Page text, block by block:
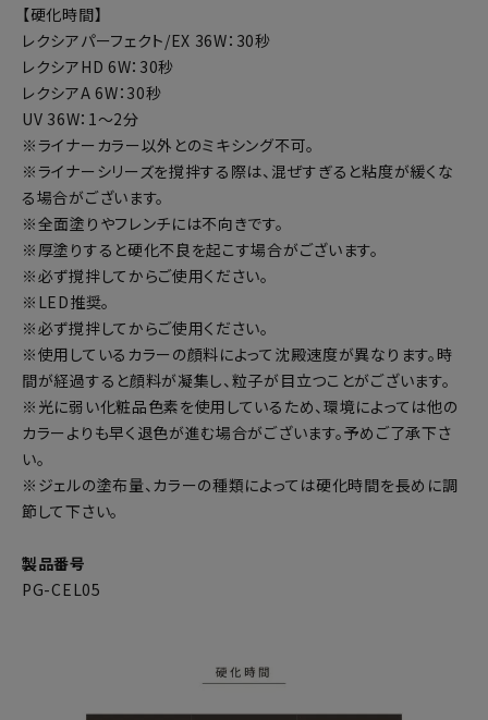
【硬化時間】
レクシアパーフェクト/EX 36W：30秒
レクシアHD 6W：30秒
レクシアA 6W：30秒
UV 36W：1～2分
※ライナーカラー以外とのミキシング不可。
※ライナーシリーズを撹拌する際は、混ぜすぎると粘度が緩くな
る場合がございます。
※全面塗りやフレンチには不向きです。
※厚塗りすると硬化不良を起こす場合がございます。
※必ず撹拌してからご使用ください。
※LED推奨。
※必ず撹拌してからご使用ください。
※使用しているカラーの顔料によって沈殿速度が異なります。時
間が経過すると顔料が凝集し、粒子が目立つことがございます。
※光に弱い化粧品色素を使用しているため、環境によっては他の
カラーよりも早く退色が進む場合がございます。予めご了承下さ
い。
※ジェルの塗布量、カラーの種類によっては硬化時間を長めに調
節して下さい。
製品番号
PG-CEL05